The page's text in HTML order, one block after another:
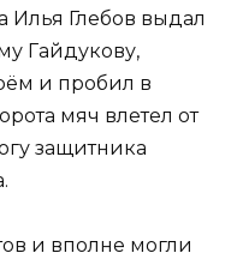
Илья Глебов выдал
Гайдукову,
и пробил в
мяч влетел от
защитника
и вполне могли